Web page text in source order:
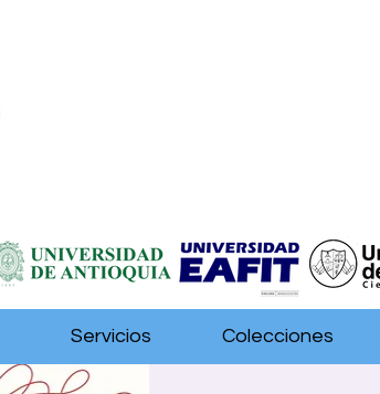
Servicios Colecciones